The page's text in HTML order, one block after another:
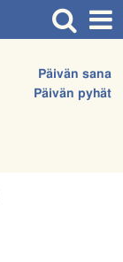
Päivän sana
Päivän pyhät